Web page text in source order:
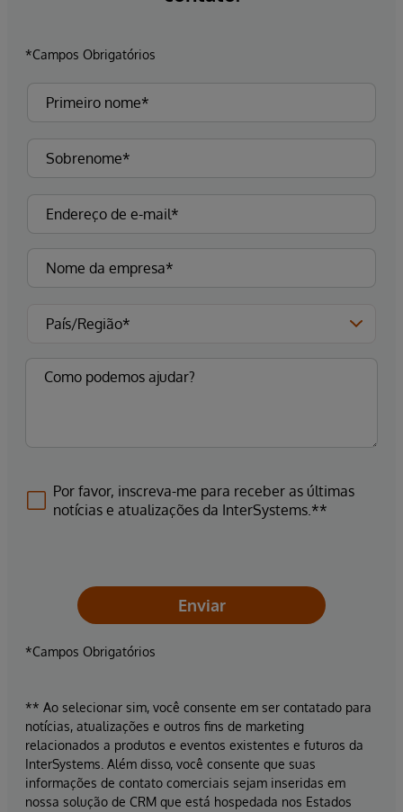
*Campos Obrigatórios
Por favor, inscreva-me para receber as últimas
notícias e atualizações da InterSystems.**
Enviar
*Campos Obrigatórios
** Ao selecionar sim, você consente em ser contatado para
notícias, atualizações e outros fins de marketing
relacionados a produtos e eventos existentes e futuros da
InterSystems. Além disso, você consente que suas
informações de contato comerciais sejam inseridas em
nossa solução de CRM que está hospedada nos Estados